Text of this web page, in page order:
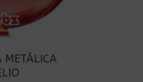
METÁLICA